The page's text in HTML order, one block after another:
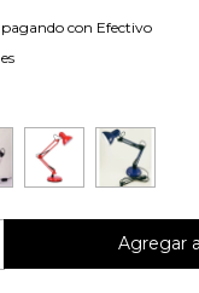
con Efectivo